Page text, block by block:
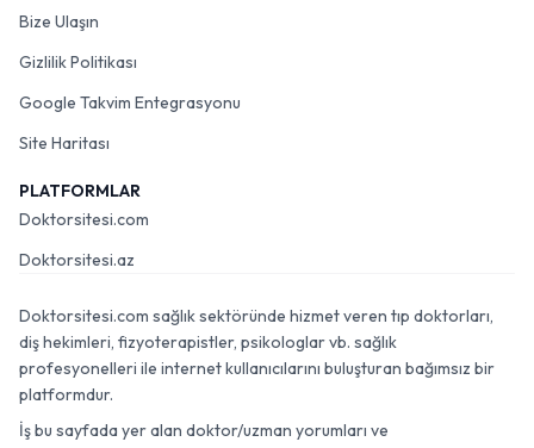
Bize Ulaşın
Gizlilik Politikası
Google Takvim Entegrasyonu
Site Haritası
PLATFORMLAR
Doktorsitesi.com
Doktorsitesi.az
Doktorsitesi.com sağlık sektöründe hizmet veren tıp doktorları,
diş hekimleri, fizyoterapistler, psikologlar vb. sağlık
profesyonelleri ile internet kullanıcılarını buluşturan bağımsız bir
platformdur.
İş bu sayfada yer alan doktor/uzman yorumları ve